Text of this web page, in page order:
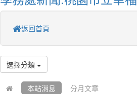
返回首頁
選擇分類
本站消息 分月文章